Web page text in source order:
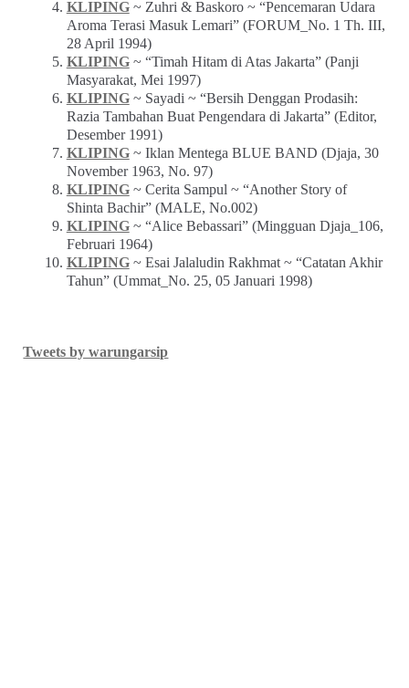
KLIPING~ Zuhri & Baskoro ~ “Pencemaran Udara
Aroma Terasi Masuk Lemari” (FORUM_No. 1 Th. III,
28 April 1994)
KLIPING~ “Timah Hitam di Atas Jakarta” (Panji
Masyarakat, Mei 1997)
KLIPING~ Sayadi ~ “Bersih Denggan Prodasih:
Razia Tambahan Buat Pengendara di Jakarta” (Editor,
Desember 1991)
KLIPING~ Iklan Mentega BLUE BAND (Djaja, 30
November 1963, No. 97)
KLIPING~ Cerita Sampul ~ “Another Story of
Shinta Bachir” (MALE, No.002)
KLIPING~ “Alice Bebassari” (Mingguan Djaja_106,
Februari 1964)
KLIPING~ Esai Jalaludin Rakhmat ~ “Catatan Akhir
Tahun” (Ummat_No. 25, 05 Januari 1998)
Tweets by warungarsip